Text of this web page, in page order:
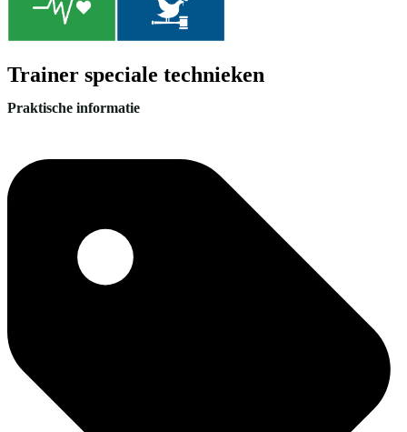
Trainer speciale technieken
Praktische informatie